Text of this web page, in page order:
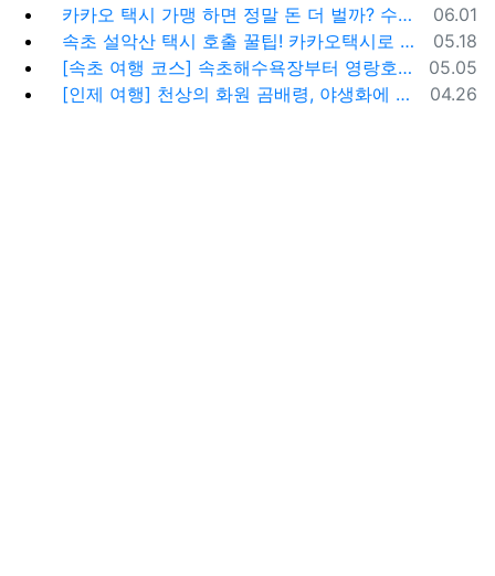
등록일
06.01
카카오 택시 가맹 하면 정말 돈 더 벌까? 수수료 대비 수익 분석과 비가맹의 영리한 선택
등록일
05.18
속초 설악산 택시 호출 꿀팁! 카카오택시로 빠르고 편하게 이용하는 방법
등록일
05.05
[속초 여행 코스] 속초해수욕장부터 영랑호까지, 꼭 가봐야 할 BEST 5
등록일
04.26
[인제 여행] 천상의 화원 곰배령, 야생화에 물들다 (예약 및 코스 팁)